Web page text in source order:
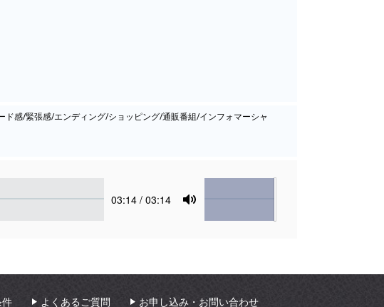
感/緊張感/エンディング/ショッピング/通販番組/インフォマーシャ
Current
03:14 / 03:14
Mute
Volume
よくあるご質問 お申し込み・お問い合わせ